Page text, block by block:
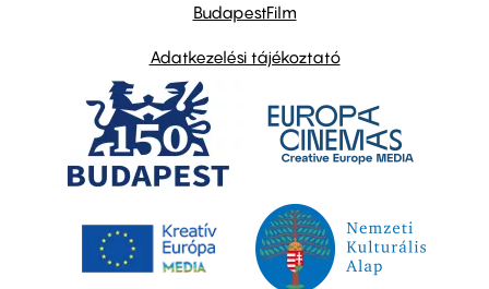
BudapestFilm
Adatkezelési tájékoztató